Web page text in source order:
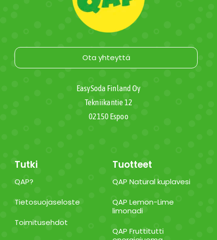
Ota yhteyttä
EasySoda Finland Oy
Tekniikantie 12
02150 Espoo
Tutki
QAP?
Tietosuojaseloste
Toimitusehdot
Tuotteet
QAP Natural kuplavesi
QAP Lemon-Lime
limonadi
QAP Fruttitutti